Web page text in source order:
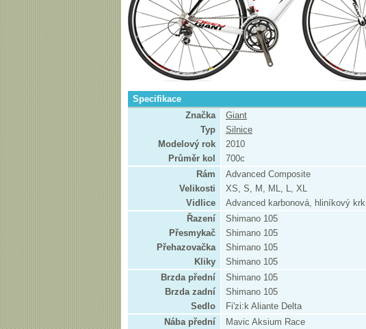
Specifikace
Značka
Giant
Typ
Silnice
Modelový rok
2010
Průměr kol
700c
Rám
Advanced Composite
Velikosti
XS, S, M, ML, L, XL
Vidlice
Advanced karbonová, hliníkový krk
Řazení
Shimano 105
Přesmykač
Shimano 105
Přehazovačka
Shimano 105
Kliky
Shimano 105
Brzda přední
Shimano 105
Brzda zadní
Shimano 105
Sedlo
Fi'zi:k Aliante Delta
Nába přední
Mavic Aksium Race